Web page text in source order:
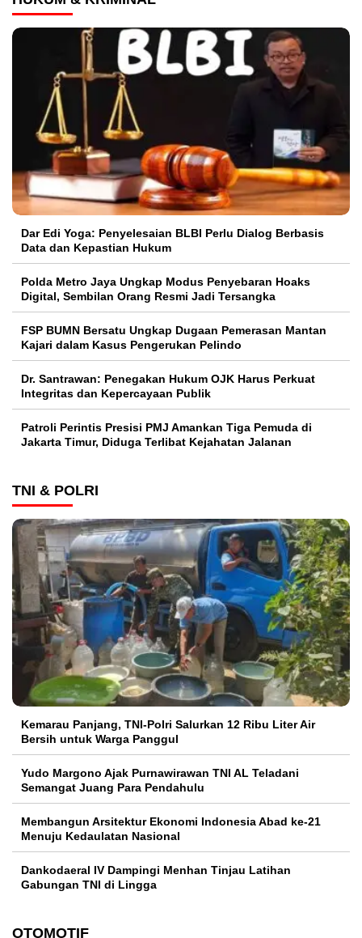
Dar Edi Yoga: Penyelesaian BLBI Perlu Dialog Berbasis
Data dan Kepastian Hukum
Polda Metro Jaya Ungkap Modus Penyebaran Hoaks
Digital, Sembilan Orang Resmi Jadi Tersangka
FSP BUMN Bersatu Ungkap Dugaan Pemerasan Mantan
Kajari dalam Kasus Pengerukan Pelindo
Dr. Santrawan: Penegakan Hukum OJK Harus Perkuat
Integritas dan Kepercayaan Publik
Patroli Perintis Presisi PMJ Amankan Tiga Pemuda di
Jakarta Timur, Diduga Terlibat Kejahatan Jalanan
TNI & POLRI
Kemarau Panjang, TNI-Polri Salurkan 12 Ribu Liter Air
Bersih untuk Warga Panggul
Yudo Margono Ajak Purnawirawan TNI AL Teladani
Semangat Juang Para Pendahulu
Membangun Arsitektur Ekonomi Indonesia Abad ke-21
Menuju Kedaulatan Nasional
Dankodaeral IV Dampingi Menhan Tinjau Latihan
Gabungan TNI di Lingga
OTOMOTIF